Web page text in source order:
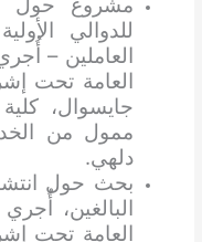
للدوالي
العاملين –
العامة تحت
جايسوال،
ممول من
دلهي.
بحث حول
البالغين،
العامة تحت